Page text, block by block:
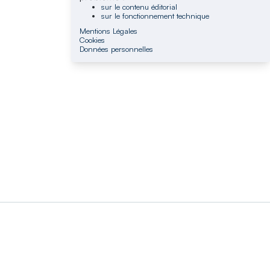
sur le contenu éditorial
sur le fonctionnement technique
Mentions Légales
Cookies
Données personnelles